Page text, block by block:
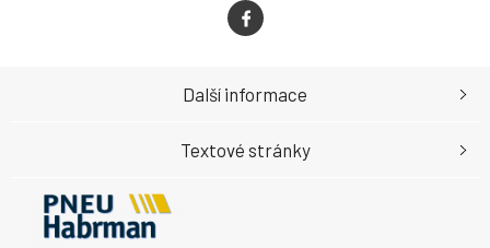
Další informace
Textové stránky